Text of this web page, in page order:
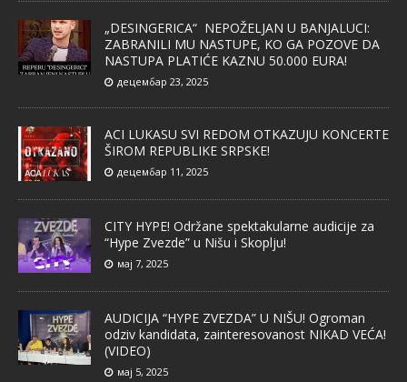
„DESINGERICA“ NEPOŽELJAN U BANJALUCI:
ZABRANILI MU NASTUPE, KO GA POZOVE DA
NASTUPA PLATIĆE KAZNU 50.000 EURA!
децембар 23, 2025
ACI LUKASU SVI REDOM OTKAZUJU KONCERTE
ŠIROM REPUBLIKE SRPSKE!
децембар 11, 2025
CITY HYPE! Održane spektakularne audicije za
“Hype Zvezde” u Nišu i Skoplju!
мај 7, 2025
AUDICIJA “HYPE ZVEZDA” U NIŠU! Ogroman
odziv kandidata, zainteresovanost NIKAD VEĆA!
(VIDEO)
мај 5, 2025